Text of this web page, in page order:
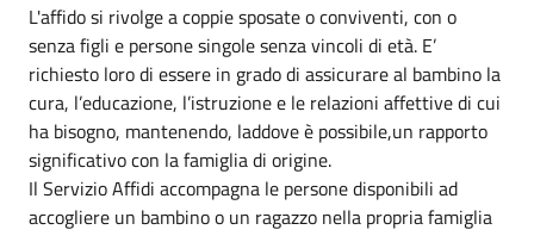
L'affido si rivolge a coppie sposate o conviventi, con o
senza figli e persone singole senza vincoli di età. E’
richiesto loro di essere in grado di assicurare al bambino la
cura, l’educazione, l’istruzione e le relazioni affettive di cui
ha bisogno, mantenendo, laddove è possibile,un rapporto
significativo con la famiglia di origine.
Il Servizio Affidi accompagna le persone disponibili ad
accogliere un bambino o un ragazzo nella propria famiglia